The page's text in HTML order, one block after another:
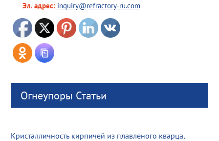
Эл. адрес: inquiry@refractory-ru.com
Огнеупоры Статьи
Кристалличность кирпичей из плавленого кварца,